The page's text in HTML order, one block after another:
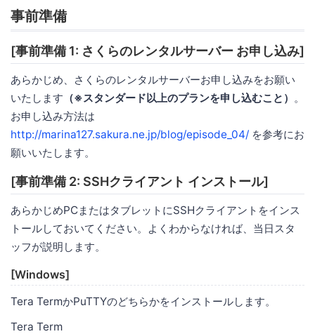
事前準備
[事前準備 1: さくらのレンタルサーバー お申し込み]
あらかじめ、さくらのレンタルサーバーお申し込みをお願い
いたします （※スタンダード以上のプランを申し込むこと） 。
お申し込み方法は
http://marina127.sakura.ne.jp/blog/episode_04/ を参考にお
願いいたします。
[事前準備 2: SSHクライアント インストール]
あらかじめPCまたはタブレットにSSHクライアントをインス
トールしておいてください。よくわからなければ、当日スタ
ッフが説明します。
[Windows]
Tera TermかPuTTYのどちらかをインストールします。
Tera Term